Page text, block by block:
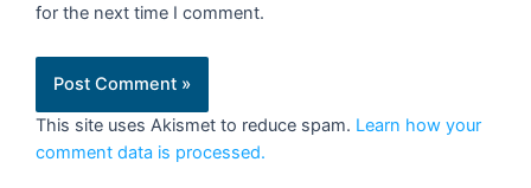
for the next time I comment.
This site uses Akismet to reduce spam. Learn how your
comment data is processed.